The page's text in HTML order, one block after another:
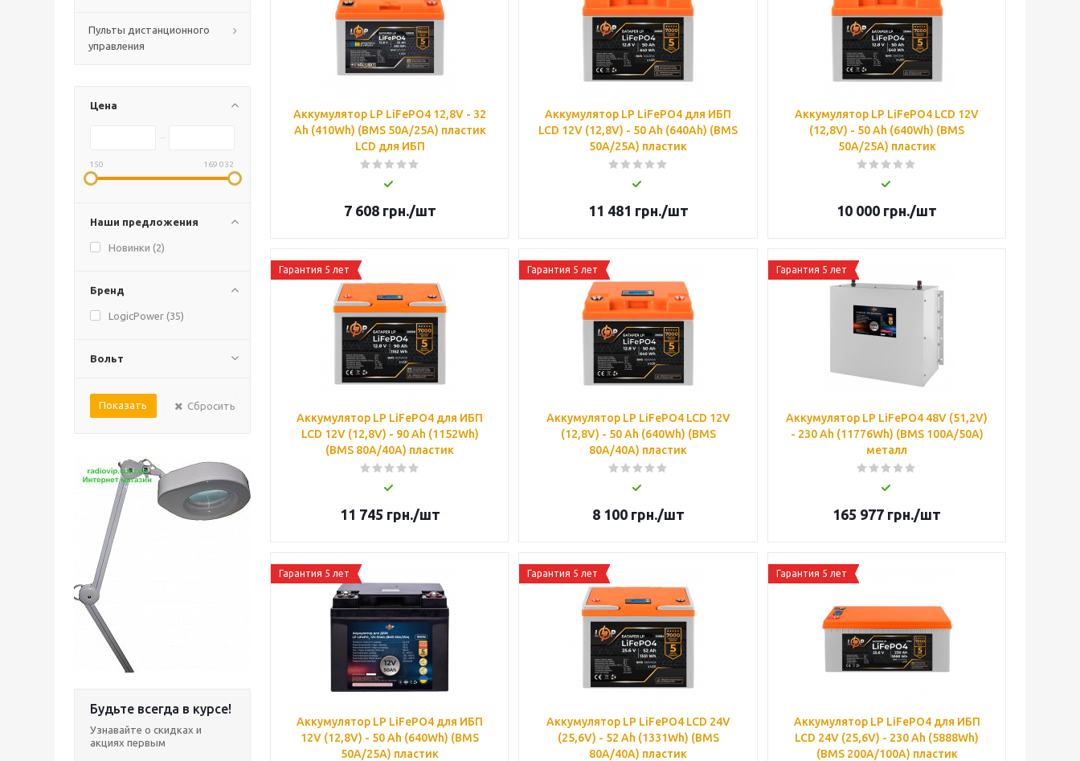
Пульты дистанционного
управления
Цена
150 169 032
Наши предложения
Новинки (2)
Бренд
LogicPower (35)
Вольт
Сбросить
Будьте всегда в курсе!
Узнавайте о скидках и
акциях первым
Аккумулятор LP LiFePO4 12,8V - 32
Ah (410Wh) (BMS 50А/25A) пластик
LCD для ИБП
7 608грн./шт
Аккумулятор LP LiFePO4 для ИБП
LCD 12V (12,8V) - 50 Ah (640Ah) (BMS
50A/25A) пластик
11 481 грн./шт
Аккумулятор LP LiFePO4 LCD 12V
(12,8V) - 50 Ah (640Wh) (BMS
50A/25A) пластик
10 000 грн./шт
Гарантия 5 лет
Аккумулятор LP LiFePO4 для ИБП
LCD 12V (12,8V) - 90 Ah (1152Wh)
(BMS 80A/40A) пластик
11 745 грн./шт
Гарантия 5 лет
Аккумулятор LP LiFePO4 LCD 12V
(12,8V) - 50 Ah (640Wh) (BMS
80A/40А) пластик
8 100грн./шт
Гарантия 5 лет
Аккумулятор LP LiFePO4 48V (51,2V)
- 230 Ah (11776Wh) (BMS 100A/50A)
металл
165 977 грн./шт
Гарантия 5 лет
Аккумулятор LP LiFePO4 для ИБП
12V (12,8V) - 50 Ah (640Wh) (BMS
50A/25A) пластик
Гарантия 5 лет
Аккумулятор LP LiFePO4 LCD 24V
(25,6V) - 52 Ah (1331Wh) (BMS
80A/40А) пластик
Гарантия 5 лет
Аккумулятор LP LiFePO4 для ИБП
LCD 24V (25,6V) - 230 Ah (5888Wh)
(BMS 200A/100A) пластик